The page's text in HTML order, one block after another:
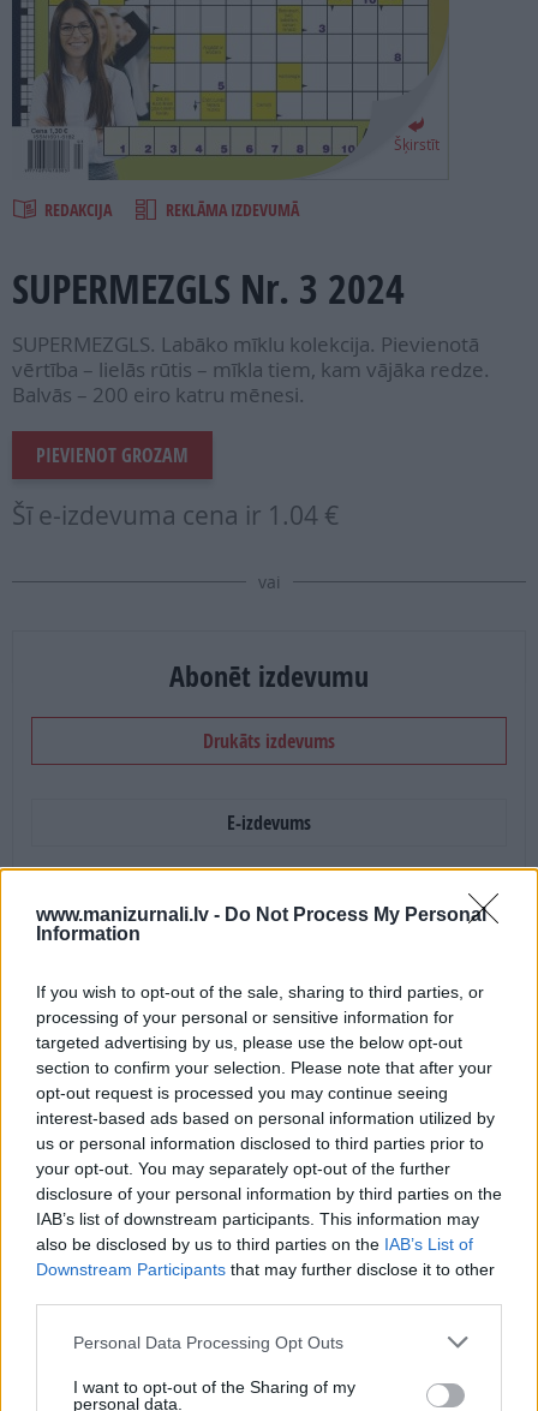
www.manizurnali.lv - Do Not Process My Personal
Information
If you wish to opt-out of the sale, sharing to third parties, or
processing of your personal or sensitive information for
targeted advertising by us, please use the below opt-out
section to confirm your selection. Please note that after your
opt-out request is processed you may continue seeing
interest-based ads based on personal information utilized by
us or personal information disclosed to third parties prior to
your opt-out. You may separately opt-out of the further
disclosure of your personal information by third parties on the
IAB’s list of downstream participants. This information may
also be disclosed by us to third parties on the IAB’s List of
Downstream Participants that may further disclose it to other
Personal Data Processing Opt Outs
I want to opt-out of the Sharing of my
personal data.
SEARCH
Šķirstīt
REDAKCIJA REKLĀMA IZDEVUMĀ
SUPERMEZGLS Nr. 3 2024
SUPERMEZGLS. Labāko mīklu kolekcija. Pievienotā
vērtība – lielās rūtis – mīkla tiem, kam vājāka redze.
Balvās – 200 eiro katru mēnesi.
PIEVIENOT GROZAM
Šī e-izdevuma cena ir 1.04 €
vai
Abonēt izdevumu
Drukāts izdevums
E-izdevums
2026. gada septembris
Mēnešu skaits:
4 mēneši /5.89 Eur
3 izdevumi / 1.96 Eur par izdevumu *
*Visas cenas portālā ManiZurnali.lv norādītas € ar PVN.
Žurnālu izdevumu skaits var atšķirties, kā to nosaka Lietošanas
noteikumi